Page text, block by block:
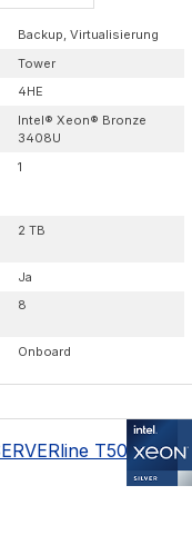
Backup, Virtualisierung
Tower
4HE
Intel® Xeon® Bronze
3408U
1
2 TB
Ja
8
Onboard